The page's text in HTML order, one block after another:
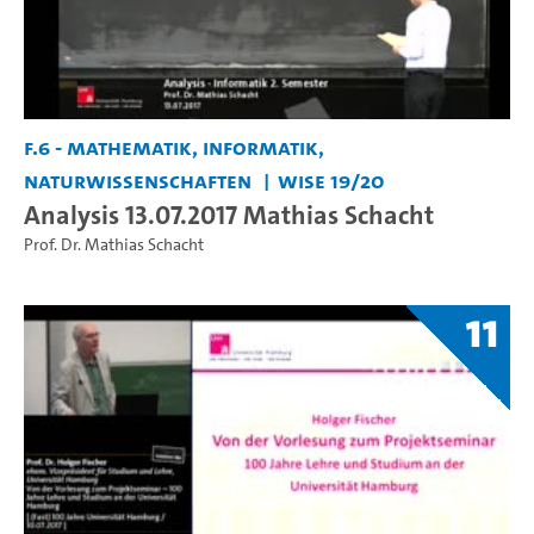
F.6 - Mathematik, Informatik,
Naturwissenschaften
WiSe 19/20
Analysis 13.07.2017 Mathias Schacht
Prof. Dr. Mathias Schacht
11